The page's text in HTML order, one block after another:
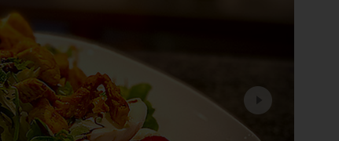
Next